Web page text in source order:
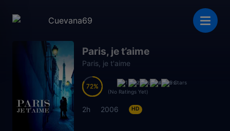
Paris, je t’aime
Paris, je t'aime
72
72
(No Ratings Yet)
2h 2006 HD